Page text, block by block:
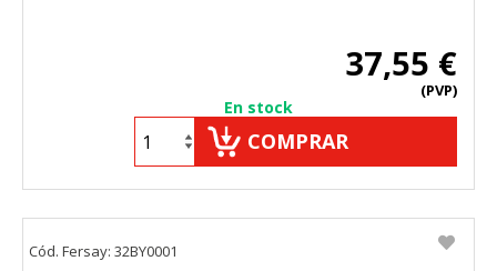
37,55 €
(PVP)
En stock
COMPRAR
Cód. Fersay: 32BY0001